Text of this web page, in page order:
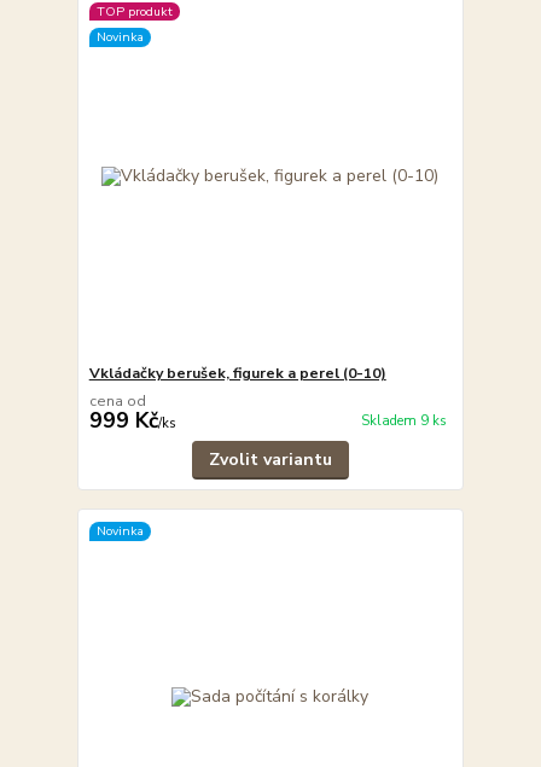
TOP produkt
Novinka
Vkládačky berušek, figurek a perel (0-10)
cena od
999 Kč/ks Skladem 9 ks
Zvolit variantu
Novinka